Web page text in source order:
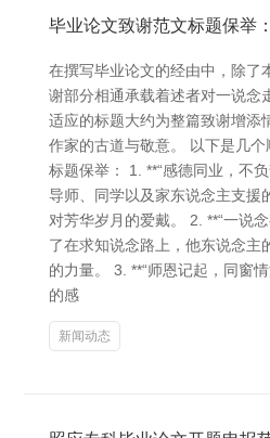
毕业论文致谢范文标题保举：
在撰写毕业论文的经由中，除了
谢部分相通承载着述者对一说念
适应的标题大约为整篇致谢增添
作家的古道与敬意。 以下是几
标题保举： 1. **“感德同业，不
导师、同学以及家东说念主支援
对芳华岁月的爱戴。 2. **“一说
了在求知说念路上，他东说念主
的力量。 3. **“师恩记起，同窗
的感
新闻动态